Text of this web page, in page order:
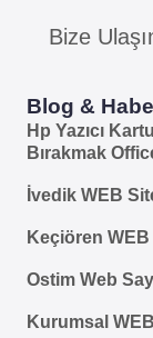
Bize
Blog &
Hp Yazıcı
Bırakmak
İvedik WEB
Keçiören WEB
Ostim Web
Kurumsal